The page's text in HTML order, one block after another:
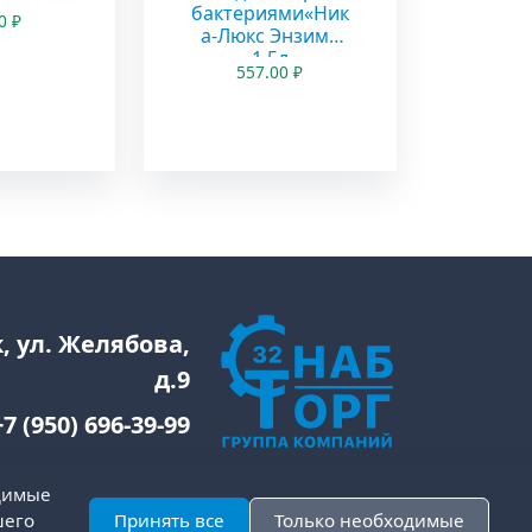
₽
бактериями«Ник
а-Люкс Энзим»
1,5л
557.00₽
ул. Желябова,
д.9
(950) 696-39-99
Принять все Только необходимые